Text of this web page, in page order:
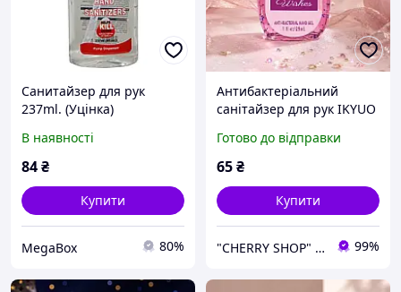
Санитайзер для рук
237ml. (Уцінка)
В наявності
84₴
Купити
MegaBox 80%
Антибактеріальний
санітайзер для рук IKYUO
Готово до відправки
65₴
Купити
"CHERRY SHOP" Косметика, жіночий одяг та аксесуари 99%